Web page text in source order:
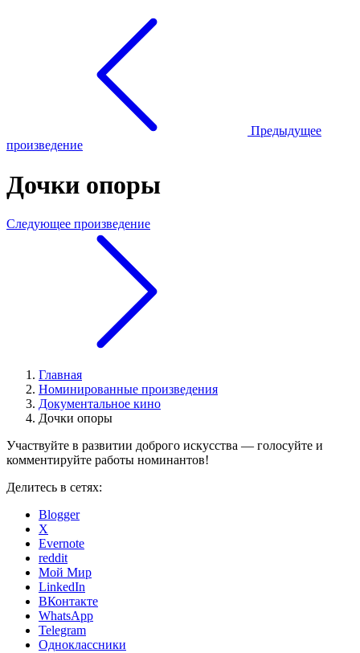
Предыдущее
произведение
Дочки опоры
Следующее произведение
Главная
Номинированные произведения
Документальное кино
Дочки опоры
Участвуйте в развитии доброго искусства — голосуйте и
комментируйте работы номинантов!
Делитесь в сетях:
Blogger
X
Evernote
reddit
Мой Мир
LinkedIn
ВКонтакте
WhatsApp
Telegram
Одноклассники